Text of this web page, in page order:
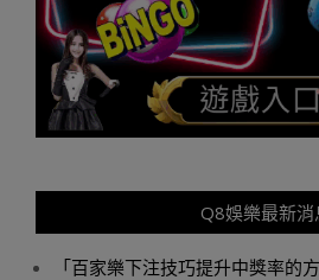
Q8娛樂最新消
「百家樂下注技巧提升中獎率的方